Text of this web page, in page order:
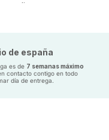
y aplicamos
madera crean una
de españa
es de 7 semanas máximo
contacto contigo en todo
día de entrega.